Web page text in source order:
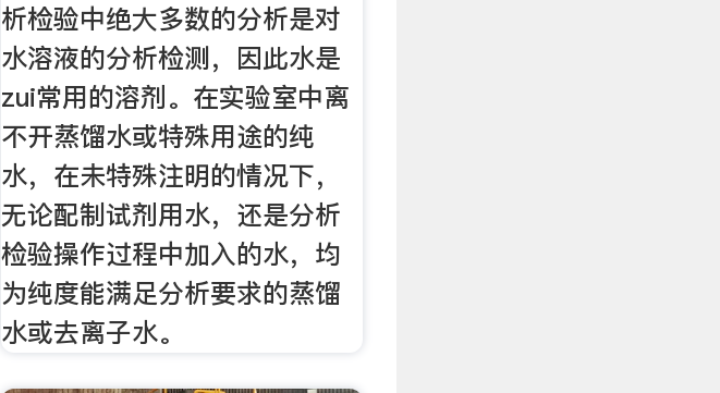
析检验中绝大多数的分析是对
水溶液的分析检测，因此水是
zui常用的溶剂。在实验室中离
不开蒸馏水或特殊用途的纯
水，在未特殊注明的情况下，
无论配制试剂用水，还是分析
检验操作过程中加入的水，均
为纯度能满足分析要求的蒸馏
水或去离子水。